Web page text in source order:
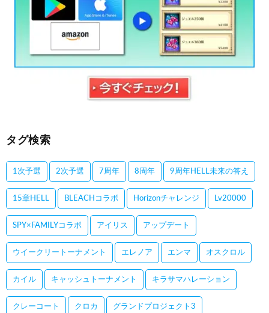
タグ検索
1次予選 2次予選 7周年 8周年 9周年HELL未来の答え
15章HELL BLEACHコラボ Horizonチャレンジ Lv20000
SPY×FAMILYコラボ アイリス アップデート
ウイークリートーナメント エレノア エンマ オスクロル
カイル キャッシュトーナメント キラサマハレーション
クレーコート クロカ グランドプロジェクト3